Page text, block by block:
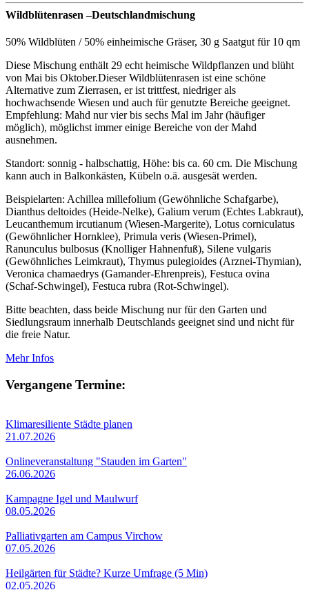
Wildblütenrasen –Deutschlandmischung
50% Wildblüten / 50% einheimische Gräser, 30 g Saatgut für 10 qm
Diese Mischung enthält 29 echt heimische Wildpflanzen und blüht
von Mai bis Oktober.Dieser Wildblütenrasen ist eine schöne
Alternative zum Zierrasen, er ist trittfest, niedriger als
hochwachsende Wiesen und auch für genutzte Bereiche geeignet.
Empfehlung: Mahd nur vier bis sechs Mal im Jahr (häufiger
möglich), möglichst immer einige Bereiche von der Mahd
ausnehmen.
Standort: sonnig - halbschattig, Höhe: bis ca. 60 cm. Die Mischung
kann auch in Balkonkästen, Kübeln o.ä. ausgesät werden.
Beispielarten: Achillea millefolium (Gewöhnliche Schafgarbe),
Dianthus deltoides (Heide-Nelke), Galium verum (Echtes Labkraut),
Leucanthemum ircutianum (Wiesen-Margerite), Lotus corniculatus
(Gewöhnlicher Hornklee), Primula veris (Wiesen-Primel),
Ranunculus bulbosus (Knolliger Hahnenfuß), Silene vulgaris
(Gewöhnliches Leimkraut), Thymus pulegioides (Arznei-Thymian),
Veronica chamaedrys (Gamander-Ehrenpreis), Festuca ovina
(Schaf-Schwingel), Festuca rubra (Rot-Schwingel).
Bitte beachten, dass beide Mischung nur für den Garten und
Siedlungsraum innerhalb Deutschlands geeignet sind und nicht für
die freie Natur.
Mehr Infos
Vergangene Termine:
Klimaresiliente Städte planen
21.07.2026
Onlineveranstaltung "Stauden im Garten"
26.06.2026
Kampagne Igel und Maulwurf
08.05.2026
Palliativgarten am Campus Virchow
07.05.2026
Heilgärten für Städte? Kurze Umfrage (5 Min)
02.05.2026